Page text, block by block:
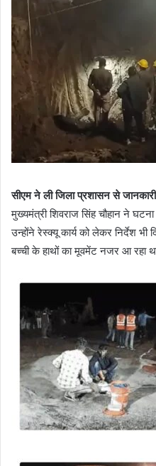
सीएम ने ली जिला प्रशासन से जानकारी
मुख्यमंत्री शिवराज सिंह चौहान ने
उन्होंने रेस्क्यू कार्य को लेकर निर्देश भी
बच्ची के हाथों का मूवमेंट नजर आ रहा